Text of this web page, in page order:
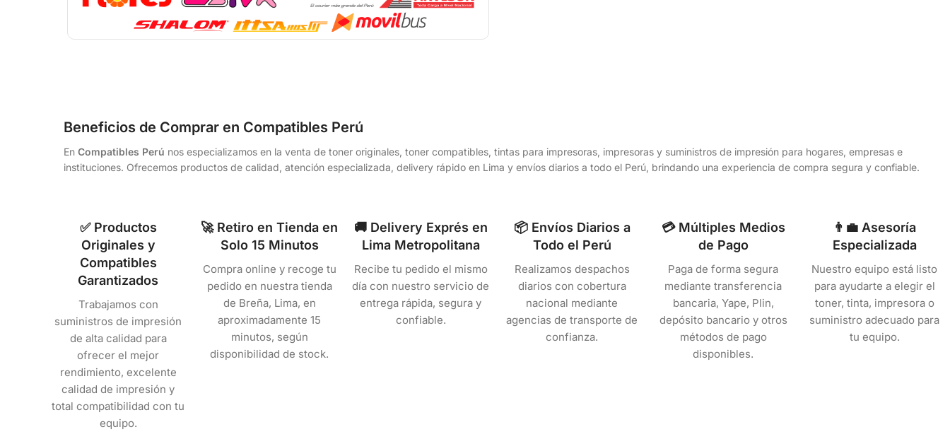
Beneficios de Comprar en Compatibles Perú
En Compatibles Perú nos especializamos en la venta de toner originales, toner compatibles, tintas para impresoras, impresoras y suministros de impresión para hogares, empresas e
instituciones. Ofrecemos productos de calidad, atención especializada, delivery rápido en Lima y envíos diarios a todo el Perú, brindando una experiencia de compra segura y confiable.
✅ Productos
Originales y
Compatibles
Garantizados
Trabajamos con
suministros de impresión
de alta calidad para
ofrecer el mejor
rendimiento, excelente
calidad de impresión y
total compatibilidad con tu
equipo.
🚀 Retiro en Tienda en
Solo 15 Minutos
Compra online y recoge tu
pedido en nuestra tienda
de Breña, Lima, en
aproximadamente 15
minutos, según
disponibilidad de stock.
🚚 Delivery Exprés en
Lima Metropolitana
Recibe tu pedido el mismo
día con nuestro servicio de
entrega rápida, segura y
confiable.
📦 Envíos Diarios a
Todo el Perú
Realizamos despachos
diarios con cobertura
nacional mediante
agencias de transporte de
confianza.
💳 Múltiples Medios
de Pago
Paga de forma segura
mediante transferencia
bancaria, Yape, Plin,
depósito bancario y otros
métodos de pago
disponibles.
👨‍💼 Asesoría
Especializada
Nuestro equipo está listo
para ayudarte a elegir el
toner, tinta, impresora o
suministro adecuado para
tu equipo.